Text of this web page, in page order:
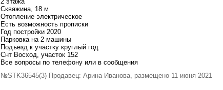
Скважина, 18 м
Отопление электрическое
Есть возможность прописки
Год постройки 2020
Парковка на 2 машины
Подъезд к участку круглый год
Снт Восход, участок 152
Все вопросы по телефону или в сообщения
№STK36545(3) Продавец: Арина Иванова, размещено 11 июня 2021